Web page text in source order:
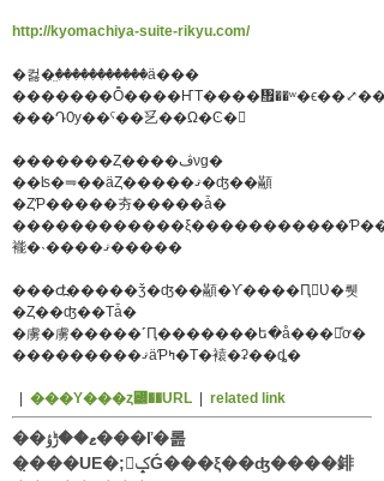
http://kyomachiya-suite-rikyu.com/
�컳�̤꤫�����������ä���
���ԴѸ��ˤ��乥��Ω�Ͼ�
�������Ȥ����ڤνɡ�
��ʪ�⥭��äȤ�����ޤ�ʤ��顢
�ȤƤ�����夯�����ǡ�
褦�˴����ޤ�����
���Ժ߽�����ǯ�ʤ��顢�Ƴ����Ԥ򸫤Ʋ�뤳
�Ȥ��ʤ��Τǡ�
�虜�虜�����˹Ԥ�������ե�å���򤫤ͤơ�
���������ޤäƤߤ�Τ�褤�ʡ��ȡ�
���Υ���ȥ꡼��URL related link
��ޱ��ݱؤ���ľ�롪
�̣���UE�;򱨴ݤǴ���ξ��ʤ����䤵